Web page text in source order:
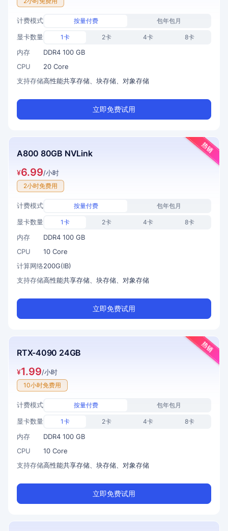
计费模式 按量付费 包年包月
显卡数量 1卡 2卡 4卡 8卡
内存
DDR4 100 GB
CPU
20 Core
支持存储高性能共享存储、块存储、对象存储
立即免费试用
A800 80GB NVLink
¥6.99/小时
2小时免费用
计费模式 按量付费 包年包月
显卡数量 1卡 2卡 4卡 8卡
内存
DDR4 100 GB
CPU
10 Core
计算网络200G(IB)
支持存储高性能共享存储、块存储、对象存储
立即免费试用
RTX-4090 24GB
¥1.99/小时
10小时免费用
计费模式 按量付费 包年包月
显卡数量 1卡 2卡 4卡 8卡
内存
DDR4 100 GB
CPU
10 Core
支持存储高性能共享存储、块存储、对象存储
立即免费试用